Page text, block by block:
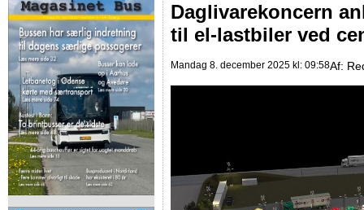
Daglivarekoncern
til el-lastbiler ved
Mandag 8. december 2025 kl: 09:58Af: